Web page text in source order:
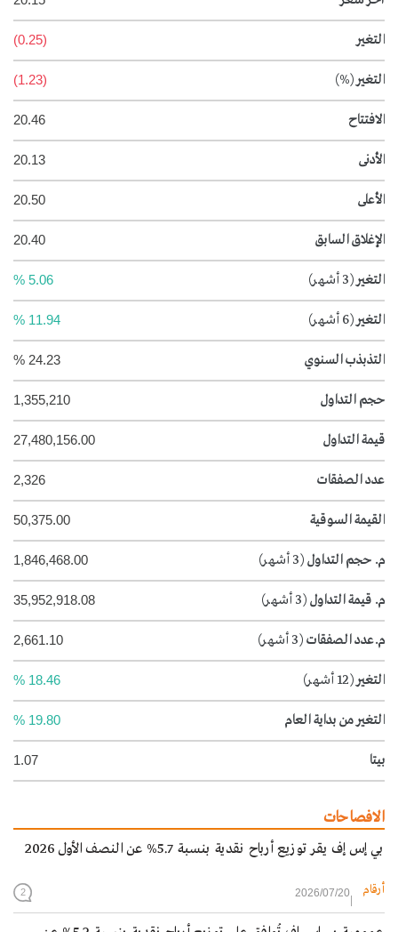
التغير (0.25)
التغير(%)
(1.23)
الافتتاح 20.46
الأدنى 20.13
الأعلى 20.50
الإغلاق السابق 20.40
التغير(3 أشهر) 5.06 %
التغير(6 أشهر) 11.94 %
التذبذب السنوي 24.23 %
حجم التداول 1,355,210
قيمة التداول 27,480,156.00
عدد الصفقات 2,326
القيمة السوقية 50,375.00
م. حجم التداول (3 أشهر) 1,846,468.00
م. قيمة التداول (3 أشهر) 35,952,918.08
م.عدد الصفقات (3 أشهر) 2,661.10
التغير(12 أشهر) 18.46 %
التغير من بداية العام 19.80 %
بيتا 1.07
الافصاحات
بي إس إف يقر توزيع أرباح نقدية بنسبة 5.7% عن النصف الأول 2026
أرقام 2026/07/20
2